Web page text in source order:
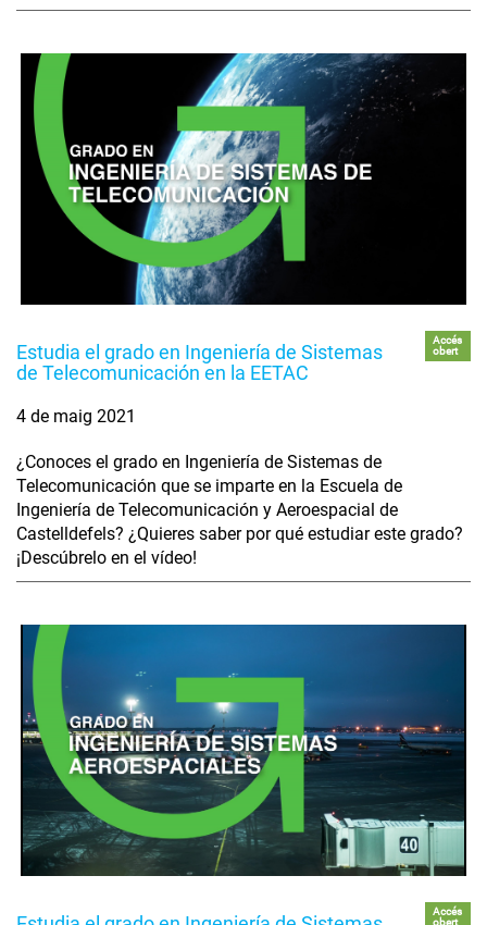
Estudia el grado en Ingeniería de Sistemas
de Telecomunicación en la EETAC
Accés
obert
4 de maig 2021
¿Conoces el grado en Ingeniería de Sistemas de
Telecomunicación que se imparte en la Escuela de
Ingeniería de Telecomunicación y Aeroespacial de
Castelldefels? ¿Quieres saber por qué estudiar este grado?
¡Descúbrelo en el vídeo!
Accés
obert